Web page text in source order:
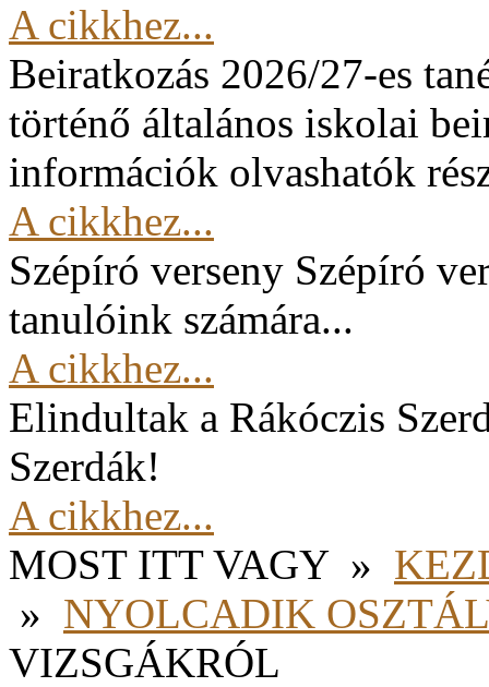
A cikkhez...
Beiratkozás 2026/27-es
történő általános iskolai
információk olvashatók
A cikkhez...
Szépíró verseny Szépíró
tanulóink számára...
A cikkhez...
Elindultak a Rákóczis
Szerdák!
A cikkhez...
MOST ITT VAGY »
» NYOLCADIK
VIZSGÁKRÓL